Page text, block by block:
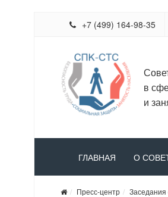
+7 (499) 164-98-35
в
и
ГЛАВНАЯ О
Пресс-центр Заседания